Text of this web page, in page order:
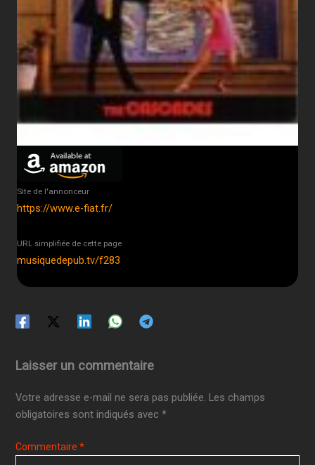
Site de l'annonceur
https://www.e-fiat.fr/
URL simplifiée de cette page
musiquedepub.tv/f283
Laisser un commentaire
Votre adresse e-mail ne sera pas publiée. Les champs
obligatoires sont indiqués avec*
Commentaire*